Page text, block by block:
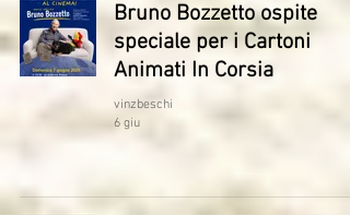
Bruno Bozzetto ospite
speciale per i Cartoni
Animati In Corsia
vinzbeschi
6 giu